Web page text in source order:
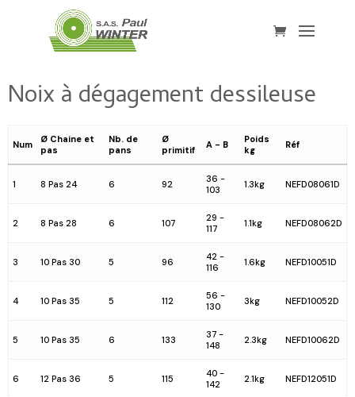
Noix à dégagement dessileuse
Num
Ø Chaine et
pas
Nb. de
pans
Ø
primitif
A - B
Poids
kg
Réf
1 8 Pas 24 6 92
36 -
103
1.3kg NEFD08061D
2 8 Pas 28 6 107
29 -
117
1.1kg NEFD08062D
3 10 Pas 30 5 96
42 -
116
1.6kg NEFD10051D
4 10 Pas 35 5 112
56 -
130
3kg NEFD10052D
5 10 Pas 35 6 133
37 -
148
2.3kg NEFD10062D
6 12 Pas 36 5 115
40 -
142
2.1kg NEFD12051D